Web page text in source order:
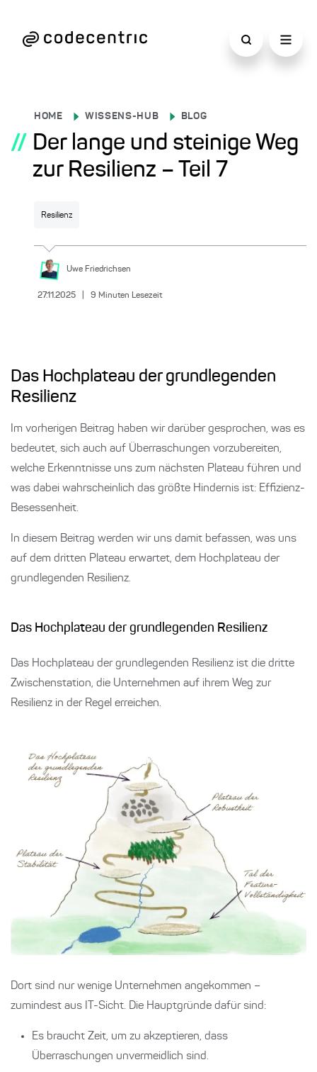
HOME WISSENS-HUB BLOG
// Der lange und steinige Weg
zur Resilienz – Teil 7
Resilienz
Uwe Friedrichsen
27.11.2025 9 Minuten Lesezeit
Das Hochplateau der grundlegenden
Resilienz
Im vorherigen Beitrag haben wir darüber gesprochen, was es
bedeutet, sich auch auf Überraschungen vorzubereiten,
welche Erkenntnisse uns zum nächsten Plateau führen und
was dabei wahrscheinlich das größte Hindernis ist: Effizienz-
Besessenheit.
In diesem Beitrag werden wir uns damit befassen, was uns
auf dem dritten Plateau erwartet, dem Hochplateau der
grundlegenden Resilienz.
Das Hochplateau der grundlegenden Resilienz
Das Hochplateau der grundlegenden Resilienz ist die dritte
Zwischenstation, die Unternehmen auf ihrem Weg zur
Resilienz in der Regel erreichen.
Dort sind nur wenige Unternehmen angekommen –
zumindest aus IT-Sicht. Die Hauptgründe dafür sind:
Es braucht Zeit, um zu akzeptieren, dass
Überraschungen unvermeidlich sind.